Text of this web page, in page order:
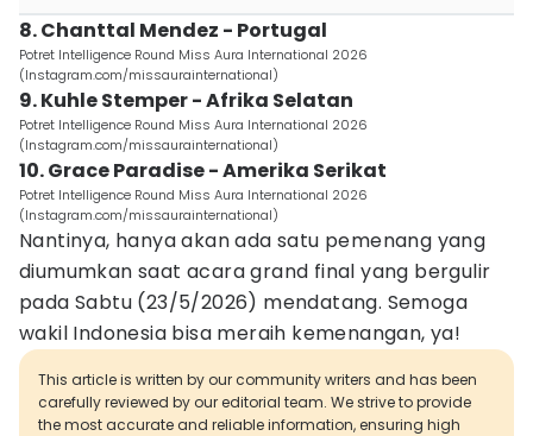
8. Chanttal Mendez - Portugal
Potret Intelligence Round Miss Aura International 2026
(Instagram.com/missaurainternational)
9. Kuhle Stemper - Afrika Selatan
Potret Intelligence Round Miss Aura International 2026
(Instagram.com/missaurainternational)
10. Grace Paradise - Amerika Serikat
Potret Intelligence Round Miss Aura International 2026
(Instagram.com/missaurainternational)
Nantinya, hanya akan ada satu pemenang yang
diumumkan saat acara grand final yang bergulir
pada Sabtu (23/5/2026) mendatang. Semoga
wakil Indonesia bisa meraih kemenangan, ya!
This article is written by our community writers and has been
carefully reviewed by our editorial team. We strive to provide
the most accurate and reliable information, ensuring high